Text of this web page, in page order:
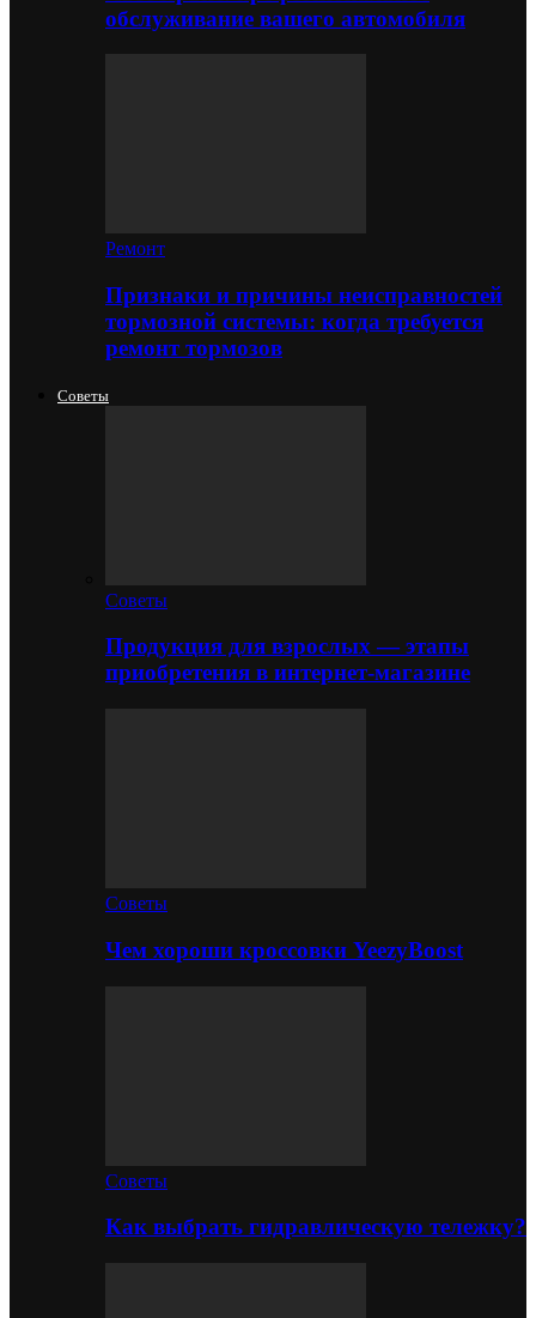
обслуживание вашего автомобиля
Ремонт
Признаки и причины неисправностей
тормозной системы: когда требуется
ремонт тормозов
Советы
Советы
Продукция для взрослых — этапы
приобретения в интернет-магазине
Советы
Чем хороши кроссовки YeezyBoost
Советы
Как выбрать гидравлическую тележку?